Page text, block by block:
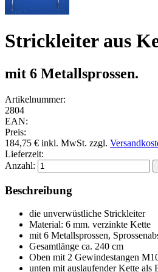
Strickleiter aus
mit 6 Metallsprossen.
Artikelnummer:
2804
EAN:
Preis:
184,75 € inkl. MwSt. zzgl.
Lieferzeit:
Anzahl:
Beschreibung
die unverwüstliche Strickleiter
Material: 6 mm. verzinkte Kette
mit 6 Metallsprossen,
Gesamtlänge ca. 240 cm
Oben mit 2 Gewindestangen
unten mit auslaufender Kette als